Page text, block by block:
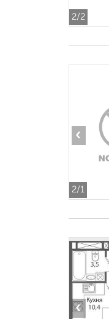
2/2
2/1
‹
‹